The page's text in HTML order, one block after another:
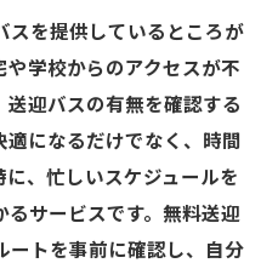
スを提供しているところが
や学校からのアクセスが不
迎バスの有無を確認する
適になるだけでなく、時間
、忙しいスケジュールを
るサービスです。無料送迎
ートを事前に確認し、自分